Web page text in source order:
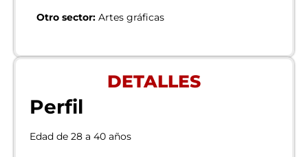
Otro sector: Artes gráficas
DETALLES
Perfil
Edad de 28 a 40 años